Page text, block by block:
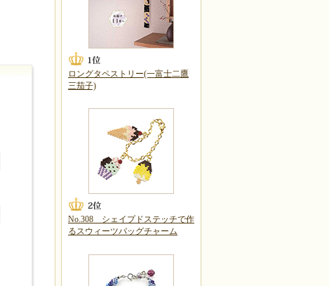
ロングタペストリー(一富士二鷹
三茄子)
No.308 シェイプドステッチで作
るスウィーツバッグチャーム